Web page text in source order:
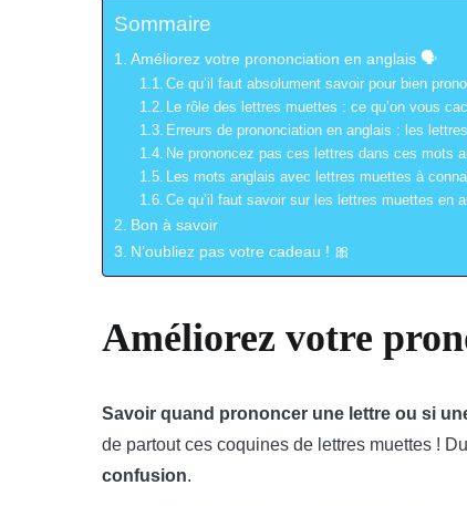
Sommaire
Améliorez votre prononciation en anglais 🗣️
Ce qu’il faut absolument savoir pour bien
Le rôle des lettres muettes : ce qu’on vous
Erreurs de prononciation en anglais : les
Ne prononcez pas ces lettres dans ces mots
Les mots anglais avec lettres muettes à
Ce qu’il faut savoir sur les lettres muettes en
Bon à savoir
N’oubliez pas votre cadeau ! 🎀
Améliorez votre
Savoir quand prononcer une lettre ou si
de partout ces coquines de lettres muettes !
confusion.